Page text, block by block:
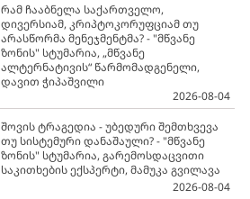
რამ ჩააბნელა საქართველო,
დივერსიამ, კრიპტოკორუფციამ თუ
არასწორმა მენეჯმენტმა? - "მწვანე
ზონის" სტუმარია, „მწვანე
ალტერნატივის“ წარმომადგენელი,
დავით ჭიპაშვილი
2026-08-04
შოვის ტრაგედია - უბედური შემთხვევა
თუ სისტემური დანაშაული? - "მწვანე
ზონის" სტუმარია, გარემოსდაცვითი
საკითხების ექსპერტი, მამუკა გვილავა
2026-08-04